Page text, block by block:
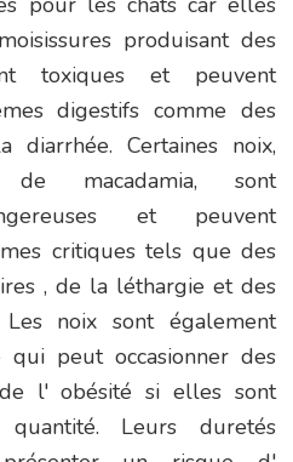
produisant des
toxiques et peuvent
digestifs comme des
Certaines noix,
macadamia, sont
et peuvent
critiques tels que des
, de la léthargie et des
noix sont également
qui peut occasionner des
l' obésité si elles sont
Leurs duretés